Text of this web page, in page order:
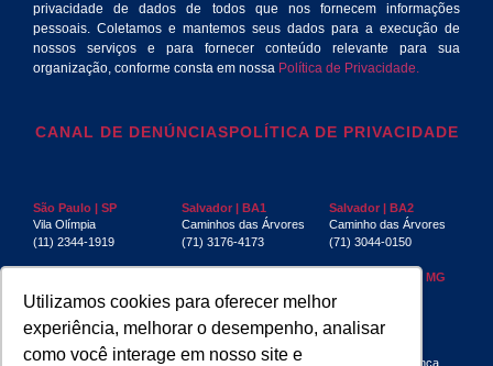
Utilizamos cookies para oferecer melhor
experiência, melhorar o desempenho, analisar
como você interage em nosso site e
privacidade de dados de todos que nos fornecem informações
pessoais. Coletamos e mantemos seus dados para a execução de
nossos serviços e para fornecer conteúdo relevante para sua
organização, conforme consta em nossa Política de Privacidade.
CANAL DE DENÚNCIASPOLÍTICA DE PRIVACIDADE
São Paulo | SP
Vila Olímpia
(11) 2344-1919
Salvador | BA1
Caminhos das Árvores
(71) 3176-4173
Salvador | BA2
Caminho das Árvores
(71) 3044-0150
Centro
(21) 3553-4040
Boa Viagem
(81) 3032-4880
Belo Horizonte | MG
(31) 3267-6397
Aracaju | SE
Jardins
(92) 3085-4439
Jardim Renascença